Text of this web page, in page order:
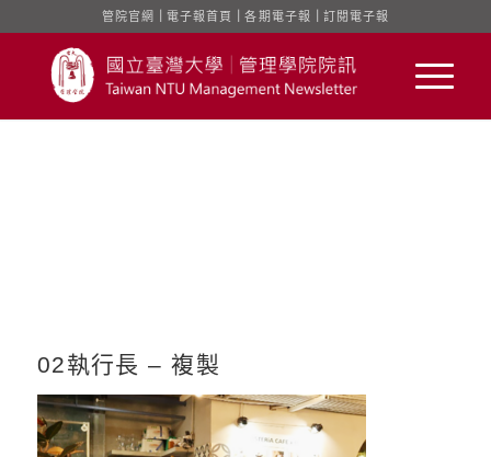
管院官網 電子報首頁 ｜各期電子報 訂閱電子報
02執行長 – 複製